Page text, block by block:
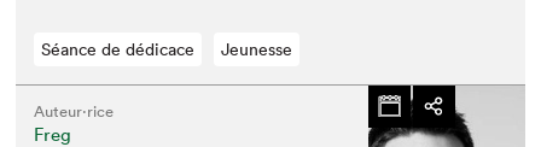
Séance de dédicace Jeunesse
Auteur·rice
Freg